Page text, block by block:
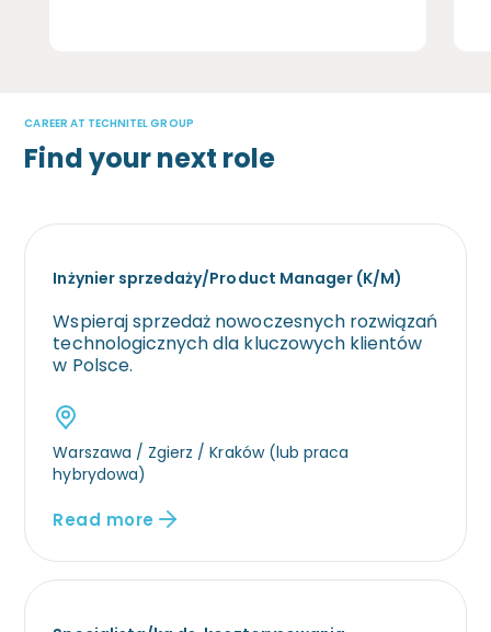
CAREER AT TECHNITEL GROUP
Find your next role
Inżynier sprzedaży/Product Manager (K/M)
Wspieraj sprzedaż nowoczesnych rozwiązań
technologicznych dla kluczowych klientów
w Polsce.
Warszawa / Zgierz / Kraków (lub praca
hybrydowa)
Read more